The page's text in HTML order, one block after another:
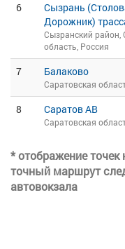
6
Сызрань
Дорожник)
Сызранский район,
область, Россия
7 Балаково
Саратовская
8 Саратов АВ
Саратовская
* отображение
точный маршрут
автовокзала